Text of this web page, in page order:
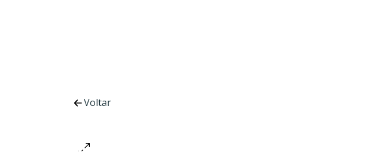
Voltar